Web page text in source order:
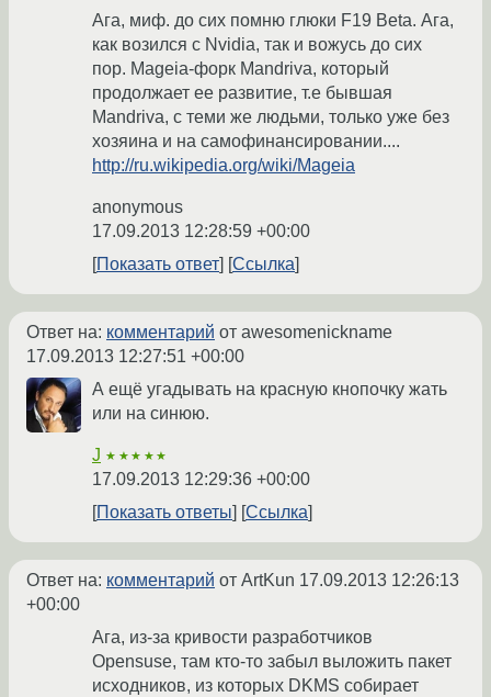
Ага, миф. до сих помню глюки F19 Beta. Ага,
как возился с Nvidia, так и вожусь до сих
пор. Mageia-форк Mandriva, который
продолжает ее развитие, т.е бывшая
Mandriva, с теми же людьми, только уже без
хозяина и на самофинансировании....
http://ru.wikipedia.org/wiki/Mageia
anonymous
17.09.2013 12:28:59 +00:00
Показать ответ
Ссылка
Ответ на: комментарий от awesomenickname
17.09.2013 12:27:51 +00:00
А ещё угадывать на красную кнопочку жать
или на синюю.
J ★★★★★
17.09.2013 12:29:36 +00:00
Показать ответы
Ссылка
Ответ на: комментарий от ArtKun 17.09.2013 12:26:13
+00:00
Ага, из-за кривости разработчиков
Opensuse, там кто-то забыл выложить пакет
исходников, из которых DKMS собирает